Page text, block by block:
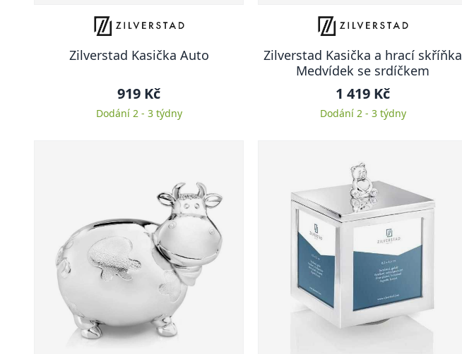
Zilverstad Kasička Auto
919 Kč
Dodání 2 - 3 týdny
Zilverstad Kasička a hrací skříňka
Medvídek se srdíčkem
1 419 Kč
Dodání 2 - 3 týdny